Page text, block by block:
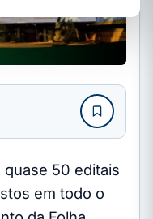
50 editais
em todo o